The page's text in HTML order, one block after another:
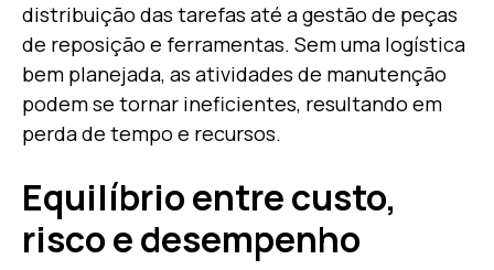
distribuição das tarefas até a gestão de peças
de reposição e ferramentas. Sem uma logística
bem planejada, as atividades de manutenção
podem se tornar ineficientes, resultando em
perda de tempo e recursos.
Equilíbrio entre custo,
risco e desempenho